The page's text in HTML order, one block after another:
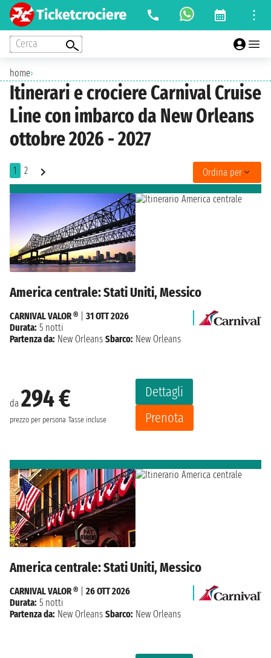
Cerca
home›
Itinerari e crociere Carnival Cruise
Line con imbarco da New Orleans
ottobre 2026 - 2027
1 2 Ordina per
America centrale: Stati Uniti, Messico
da 294 €
prezzo per persona Tasse incluse
Dettagli
Prenota
CARNIVAL VALOR ®
31 OTT 2026
Durata: 5 notti
Partenza da: New Orleans Sbarco: New Orleans
America centrale: Stati Uniti, Messico
CARNIVAL VALOR ®
26 OTT 2026
Durata: 5 notti
Partenza da: New Orleans Sbarco: New Orleans